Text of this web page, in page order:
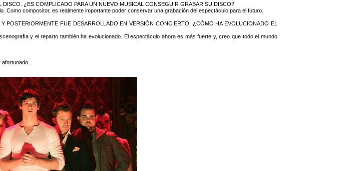
¿ES COMPLICADO PARA UN NUEVO MUSICAL CONSEGUIR GRABAR SU DISCO?
compositor, es realmente importante poder conservar una grabación del espectáculo para el futuro.
POSTERIORMENTE FUE DESARROLLADO EN VERSIÓN CONCIERTO. ¿CÓMO HA EVOLUCIONADO EL
y el reparto también ha evolucionado. El espectáculo ahora es más fuerte y, creo que todo el mundo